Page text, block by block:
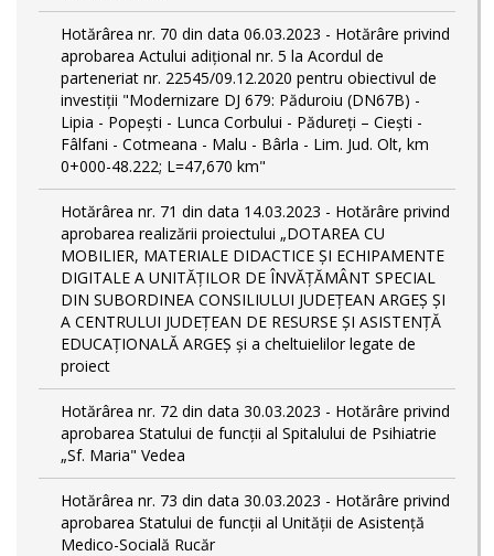
Hotărârea nr. 70 din data 06.03.2023 - Hotărâre privind
aprobarea Actului adițional nr. 5 la Acordul de
parteneriat nr. 22545/09.12.2020 pentru obiectivul de
investiții "Modernizare DJ 679: Păduroiu (DN67B) -
Lipia - Popești - Lunca Corbului - Pădureți – Ciești -
Fâlfani - Cotmeana - Malu - Bârla - Lim. Jud. Olt, km
0+000-48.222; L=47,670 km"
Hotărârea nr. 71 din data 14.03.2023 - Hotărâre privind
aprobarea realizării proiectului „DOTAREA CU
MOBILIER, MATERIALE DIDACTICE ȘI ECHIPAMENTE
DIGITALE A UNITĂȚILOR DE ÎNVĂȚĂMÂNT SPECIAL
DIN SUBORDINEA CONSILIULUI JUDEȚEAN ARGEȘ ȘI
A CENTRULUI JUDEȚEAN DE RESURSE ȘI ASISTENȚĂ
EDUCAȚIONALĂ ARGEȘ și a cheltuielilor legate de
proiect
Hotărârea nr. 72 din data 30.03.2023 - Hotărâre privind
aprobarea Statului de funcţii al Spitalului de Psihiatrie
„Sf. Maria" Vedea
Hotărârea nr. 73 din data 30.03.2023 - Hotărâre privind
aprobarea Statului de funcții al Unității de Asistență
Medico-Socială Rucăr